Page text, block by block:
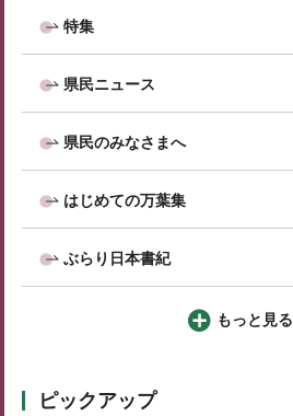
特集
県民ニュース
県民のみなさまへ
はじめての万葉集
ぶらり日本書紀
もっと見る
ピックアップ